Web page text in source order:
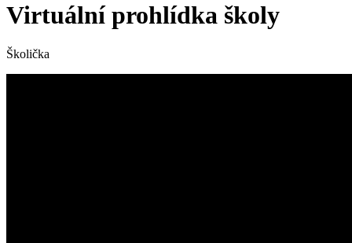
Virtuální prohlídka školy
Školička